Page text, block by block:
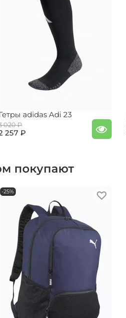
adidas Adi 23
020 ₽
257 ₽
покупают
-25%